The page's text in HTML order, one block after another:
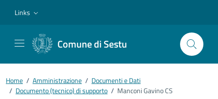
Links
Comune di Sestu
Home / Amministrazione / Documenti e Dati
/ Documento (tecnico) di supporto / Manconi Gavino CS